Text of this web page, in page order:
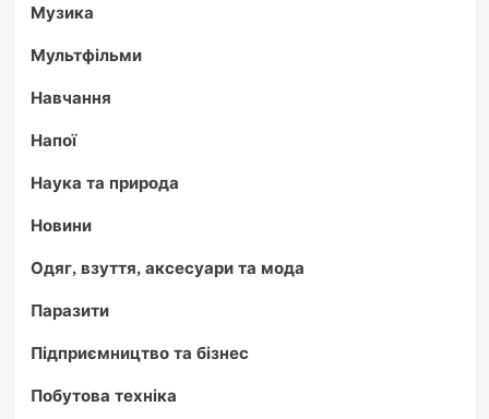
Музика
Мультфільми
Навчання
Напої
Наука та природа
Новини
Одяг, взуття, аксесуари та мода
Паразити
Підприємництво та бізнес
Побутова техніка